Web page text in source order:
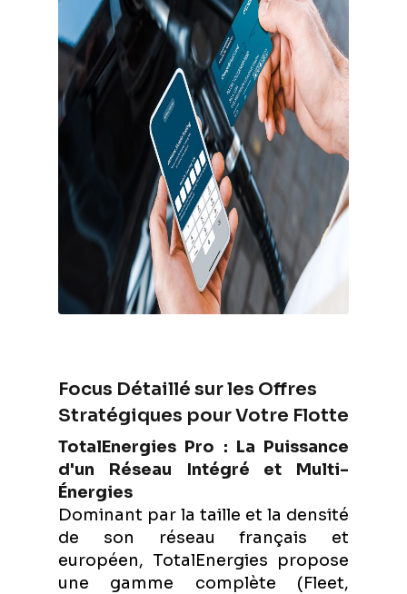
Focus Détaillé sur les Offres
Stratégiques pour Votre Flotte
TotalEnergies Pro : La Puissance
d'un Réseau Intégré et Multi-
Énergies
Dominant par la taille et la densité
de son réseau français et
européen, TotalEnergies propose
une gamme complète (Fleet,